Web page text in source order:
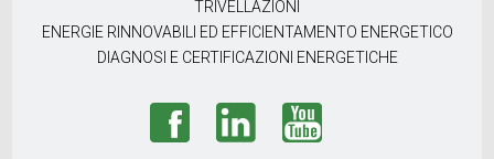
TRIVELLAZIONI
ENERGIE RINNOVABILI ED EFFICIENTAMENTO ENERGETICO
DIAGNOSI E CERTIFICAZIONI ENERGETICHE